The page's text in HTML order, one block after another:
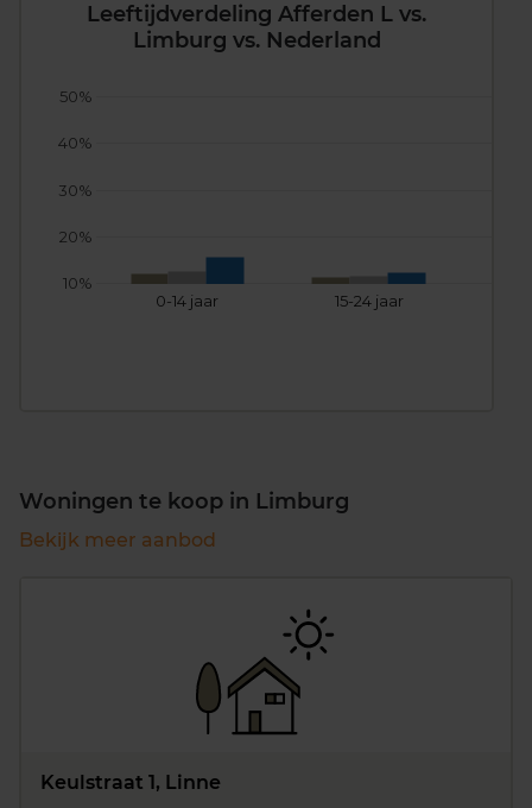
Leeftijdverdeling Afferden L vs.
Limburg vs. Nederland
0-14 jaar 15-24 jaar
10%
20%
30%
40%
50%
Woningen te koop in Limburg
Bekijk meer aanbod
Keulstraat 1, Linne